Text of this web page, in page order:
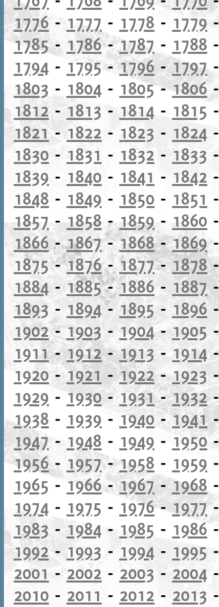
1776- 1777 - 1778 - 1779
1785- 1786-1787 - 1788
1794 - 1795-1796- 1797
1803 - 1804 - 1805-1806
1812 - 1813 - 1814 - 1815
1821- 1822 - 1823 - 1824
1830 - 1831 - 1832 - 1833
1839 - 1840 - 1841 - 1842
1848 - 1849 - 1850 - 1851
1857 - 1858 - 1859 - 1860
1866-1867-1868-1869
1875-1876-1877-1878
1884 - 1885-1886 - 1887
1893 - 1894- 1895-1896
1902-1903 - 1904-1905
1911-1912-1913 -1914
1920 -1921-1922-1923
1929 -1930-1931-1932
1938 - 1939 - 1940-1941
1947- 1948 - 1949 - 1950
1956- 1957-1958 - 1959
1965 - 1966-1967-1968
1974 - 1975 - 1976-1977
1983 -1984 - 1985 - 1986
1992- 1993 - 1994 - 1995
2001 - 2002 - 2003 - 2004
2010 - 2011 - 2012 - 2013